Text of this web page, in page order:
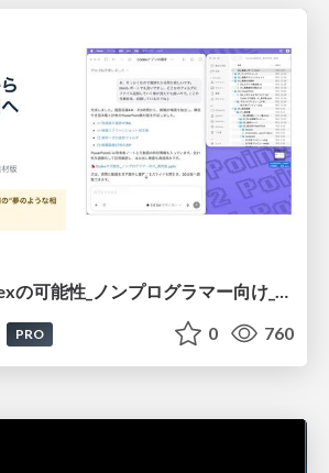
20260608_Codexの可能性_ノンプログラマー向け_大城追記
PRO 0 760